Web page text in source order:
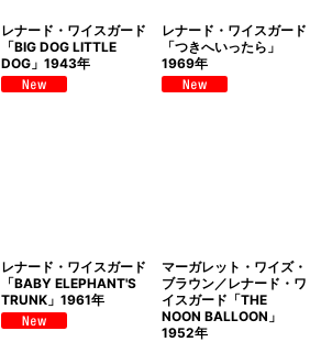
レナード・ワイスガード
「BIG DOG LITTLE
DOG」1943年
レナード・ワイスガード
「つきへいったら」
1969年
レナード・ワイスガード
「BABY ELEPHANT'S
TRUNK」1961年
マーガレット・ワイズ・
ブラウン／レナード・ワ
イスガード「THE
NOON BALLOON」
1952年